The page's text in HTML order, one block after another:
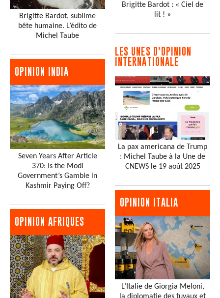
Brigitte Bardot, sublime
bête humaine. L’édito de
Michel Taube
OPINION INDIA
Seven Years After Article
370: Is the Modi
Government’s Gamble in
Kashmir Paying Off?
OPINION AFRIQUES
Brigitte Bardot : « Ciel de
lit ! »
LES UNES D'OPINION
INTERNATIONALE
La pax americana de Trump
: Michel Taube à la Une de
CNEWS le 19 août 2025
OPINION ITALIA
L’Italie de Giorgia Meloni,